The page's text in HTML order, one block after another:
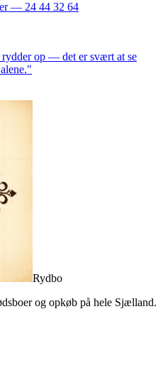
— 24 44 32 64
op — det er svært at se
Rydbo
og opkøb på hele Sjælland.